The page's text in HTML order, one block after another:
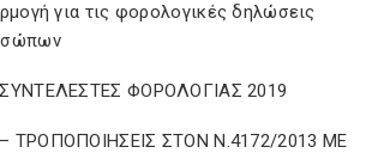
για τις φορολογικές δηλώσεις
ΦΟΡΟΛΟΓΙΑΣ 2019
ΤΡΟΠΟΠΟΙΗΣΕΙΣ ΣΤΟΝ Ν.4172/2013 ΜΕ